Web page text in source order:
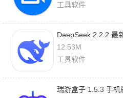
工具软件
DeepSeek 2.2.2 最
12.53M
工具软件
瑞游盒子 1.5.3 手机